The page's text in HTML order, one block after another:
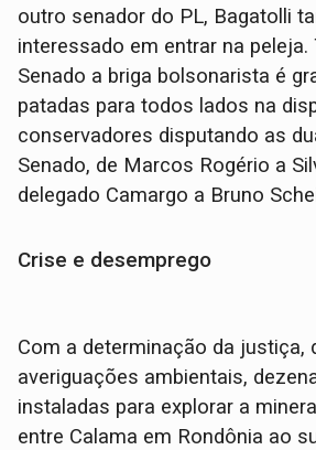
outro senador do PL, Bagatolli
interessado em entrar na peleja.
Senado a briga bolsonarista é
patadas para todos lados na
conservadores disputando as
Senado, de Marcos Rogério a
delegado Camargo a Bruno
Crise e desemprego
Com a determinação da justiça,
averiguações ambientais,
instaladas para explorar a
entre Calama em Rondônia ao